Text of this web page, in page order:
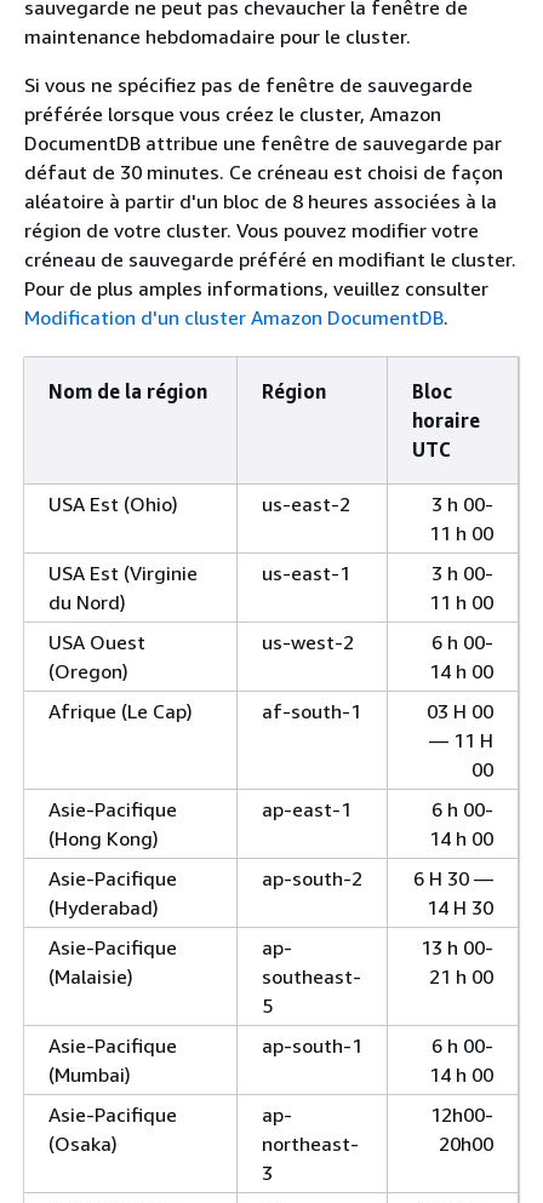
sauvegarde ne peut pas chevaucher la fenêtre de
maintenance hebdomadaire pour le cluster.
Si vous ne spécifiez pas de fenêtre de sauvegarde
préférée lorsque vous créez le cluster, Amazon
DocumentDB attribue une fenêtre de sauvegarde par
défaut de 30 minutes. Ce créneau est choisi de façon
aléatoire à partir d'un bloc de 8 heures associées à la
région de votre cluster. Vous pouvez modifier votre
créneau de sauvegarde préféré en modifiant le cluster.
Pour de plus amples informations, veuillez consulter
Modification d'un cluster Amazon DocumentDB.
Nom de la région Région
Bloc
horaire
UTC
USA Est (Ohio) us-east-2
3 h 00-
11 h 00
USA Est (Virginie
du Nord)
us-east-1
3 h 00-
11 h 00
USA Ouest
(Oregon)
us-west-2
6 h 00-
14 h 00
Afrique (Le Cap)
af-south-1
03 H 00
— 11 H
00
Asie-Pacifique
(Hong Kong)
ap-east-1
6 h 00-
14 h 00
Asie-Pacifique
(Hyderabad)
ap-south-2
6 H 30 —
14 H 30
Asie-Pacifique
(Malaisie)
ap-
southeast-
5
13 h 00-
21 h 00
Asie-Pacifique
(Mumbai)
ap-south-1
6 h 00-
14 h 00
Asie-Pacifique
(Osaka)
ap-
northeast-
3
12h00-
20h00